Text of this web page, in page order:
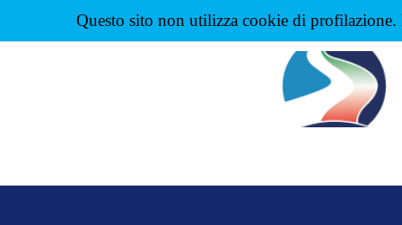
Questo sito non utilizza cookie di profilazione.